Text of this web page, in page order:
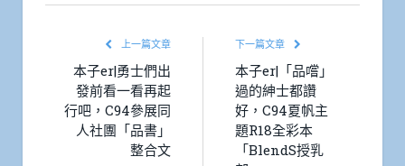
上一篇文章
本子er|勇士們出
發前看一看再起
行吧，C94參展同
人社團「品書」
整合文
下一篇文章
本子er|「品嚐」
過的紳士都讚
好，C94夏帆主
題R18全彩本
「BlendS授乳